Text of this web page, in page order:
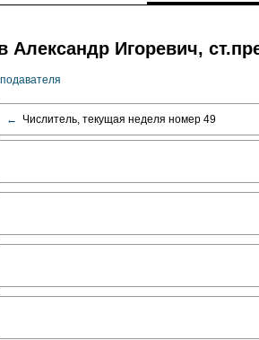
Александр Игоревич,
← Числитель, текущая неделя номер 49